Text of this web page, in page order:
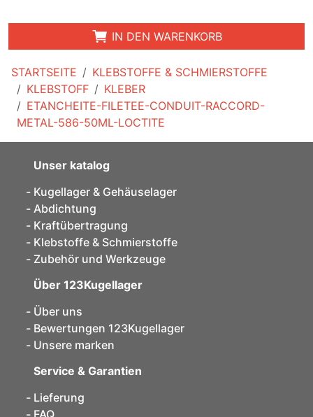
STARTSEITE
KLEBSTOFFE & SCHMIERSTOFFE
KLEBSTOFF
KLEBER
ETANCHEITE-FILETEE-CONDUIT-RACCORD-
METAL-586-50ML-LOCTITE
IN DEN WARENKORB
Unser katalog
Kugellager & Gehäuselager
Abdichtung
Kraftübertragung
Klebstoffe & Schmierstoffe
Zubehör und Werkzeuge
Über 123Kugellager
Über uns
Bewertungen 123Kugellager
Unsere marken
Service & Garantien
Lieferung
FAQ